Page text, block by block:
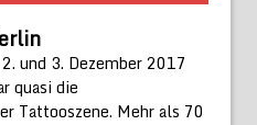
und 3. Dezember 2017
quasi die
Tattooszene. Mehr als 70